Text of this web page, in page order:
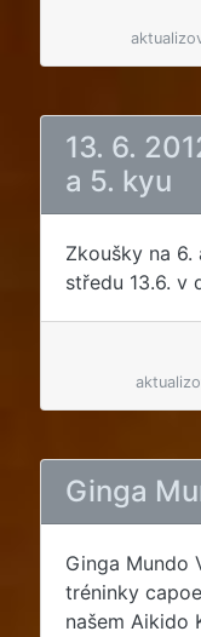
13. 6.
a 5. kyu
Zkoušky na
středu 13.6. v
Ginga
Ginga Mundo
tréninky
našem Aikido